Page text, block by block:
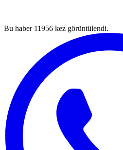
Bu haber 11956 kez görüntülendi.